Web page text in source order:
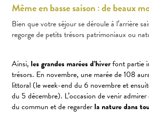
Même en basse saison : de beaux
Bien que votre séjour se déroule à l’arrière
regorge de petits trésors patrimoniaux ou
Ainsi, les grandes marées d’hiverfont partie
trésors. En novembre, une marée de 108
littoral (le week-end du 6 novembre et
du 5 décembre). L’occasion de venir
du commun et de regarder la nature dans